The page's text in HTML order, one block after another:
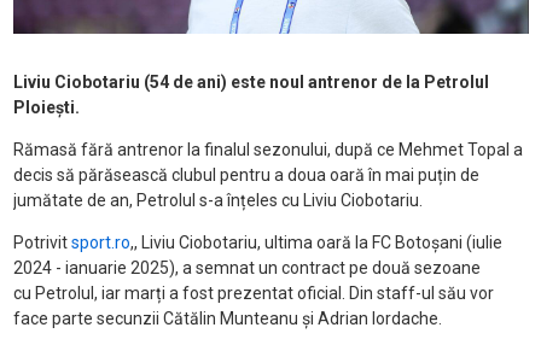
Liviu Ciobotariu (54 de ani) este noul antrenor de la Petrolul
Ploiești.
Rămasă fără antrenor la finalul sezonului, după ce Mehmet Topal a
decis să părăsească clubul pentru a doua oară în mai puțin de
jumătate de an, Petrolul s-a înțeles cu Liviu Ciobotariu.
Potrivitsport.ro,, Liviu Ciobotariu, ultima oară la FC Botoșani (iulie
2024 - ianuarie 2025), a semnat un contract pe două sezoane
cu Petrolul, iar marți a fost prezentat oficial. Din staff-ul său vor
face parte secunzii Cătălin Munteanu și Adrian Iordache.